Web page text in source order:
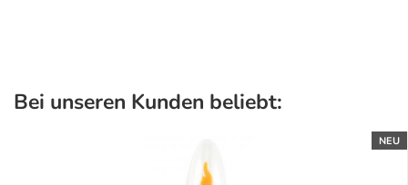
Bei unseren Kunden beliebt:
NEU